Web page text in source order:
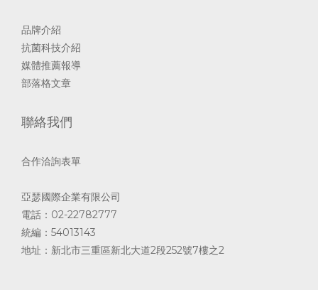
品牌介紹
抗菌科技介紹
媒體推薦報導
部落格文章
聯絡我們
合作洽詢表單
亞瑟國際企業有限公司
電話：02-22782777
統編：54013143
地址：新北市三重區新北大道2段252號7樓之2